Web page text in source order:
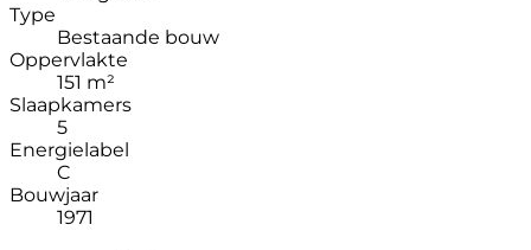
Type
Bestaande bouw
Oppervlakte
151 m²
Slaapkamers
5
Energielabel
C
Bouwjaar
1971